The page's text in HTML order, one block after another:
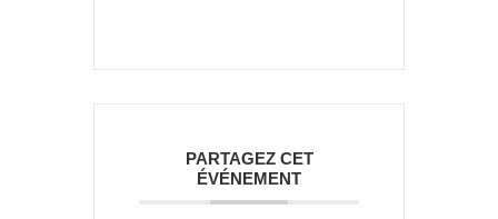
PARTAGEZ CET
ÉVÉNEMENT